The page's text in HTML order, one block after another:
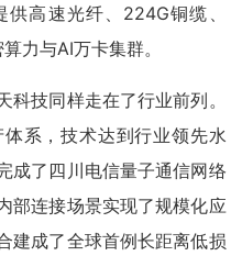
高速光纤、224G铜缆、
力与AI万卡集群。
技同样走在了行业前列。
系，技术达到行业领先水
成了四川电信量子通信网络
部连接场景实现了规模化应
建成了全球首例长距离低损